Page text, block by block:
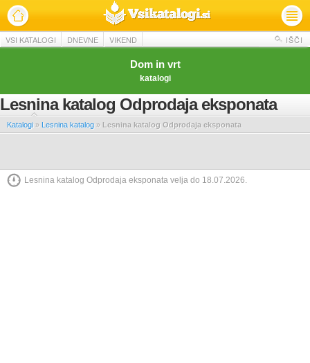
VSI KATALOGI DNEVNE VIKEND IŠČI
Dom in vrt
katalogi
Lesnina katalog Odprodaja eksponata
Katalogi » Lesnina katalog » Lesnina katalog Odprodaja eksponata
Lesnina katalog Odprodaja eksponata velja do 18.07.2026.